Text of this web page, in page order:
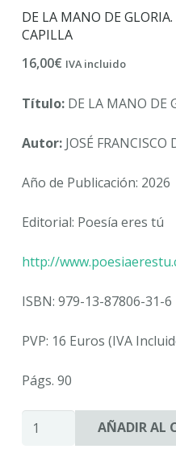
DE LA MANO DE
CAPILLA
16,00€ IVA incluido
Título:DE LA MANO DE
Autor:JOSÉ FRANCISCO
Año de Publicación: 2026
Editorial: Poesía eres tú
http://
ISBN: 979-13-87806-31-6
PVP: 16 Euros (IVA
Págs. 90
DE
LA
AÑADIR AL